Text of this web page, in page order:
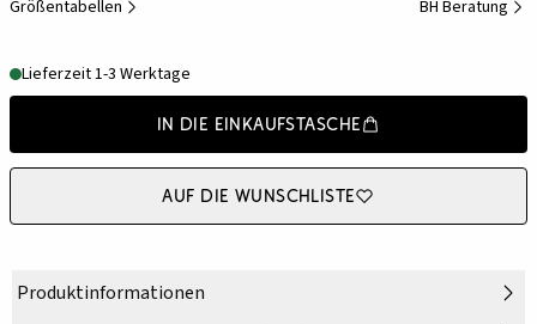
Größentabellen BH Beratung
Lieferzeit 1-3 Werktage
In die Einkaufstasche
Auf die Wunschliste
Produktinformationen